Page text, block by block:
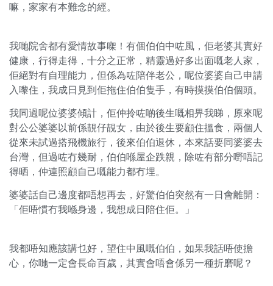
嘛，家家有本難念的經。
我哋院舍都有愛情故事㗎！有個伯伯中咗風，佢老婆其實好
健康，行得走得，十分之正常，精靈過好多出面嘅老人家，
佢絕對有自理能力，但係為咗陪伴老公，呢位婆婆自己申請
入嚟住，我成日見到佢拖住伯伯隻手，有時摸摸伯伯個頭。
我同過呢位婆婆傾計，佢仲拎咗啲後生嘅相畀我睇，原來呢
對公公婆婆以前係靚仔靚女，由於後生要顧住搵食，兩個人
從來未試過搭飛機旅行，後來伯伯退休，本來話要同婆婆去
台灣，但過咗冇幾耐，伯伯喺屋企跌親，除咗有部分嘢唔記
得晒，仲連照顧自己嘅能力都冇埋。
婆婆話自己邊度都唔想再去，好驚伯伯突然有一日會離開：
「佢唔慣冇我喺身邊，我想成日陪住佢。」
我都唔知應該講乜好，望住中風嘅伯伯，如果我話唔使擔
心，你哋一定會長命百歲，其實會唔會係另一種折磨呢？